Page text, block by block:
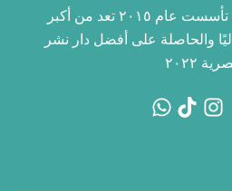
تشكيل للنشر والتوزيع تأسست عام ٢٠١٥ تعد من أكبر
والحاصلة على أفضل دار نشر
٢٠٢٢